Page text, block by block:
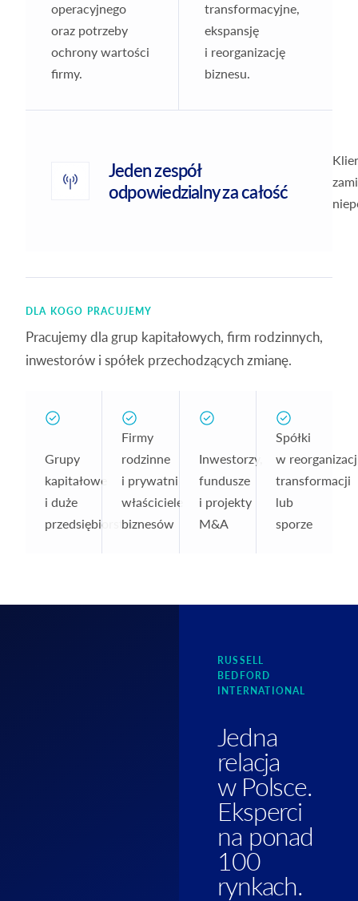
operacyjnego
oraz potrzeby
ochrony wartości
firmy.
transformacyjne,
ekspansję
i reorganizację
biznesu.
Jeden zespół
odpowiedzialny za całość
DLA KOGO PRACUJEMY
Pracujemy dla grup kapitałowych, firm rodzinnych,
inwestorów i spółek przechodzących zmianę.
Grupy
kapitałowe
i duże
przedsiębiorstwa
Firmy
rodzinne
i prywatni
właściciele
biznesów
Inwestorzy,
fundusze
i projekty
M&A
Spółki
w
transformacji
lub
sporze
RUSSELL
BEDFORD
INTERNATIONAL
Jedna
relacja
w Polsce.
Eksperci
na ponad
100
rynkach.